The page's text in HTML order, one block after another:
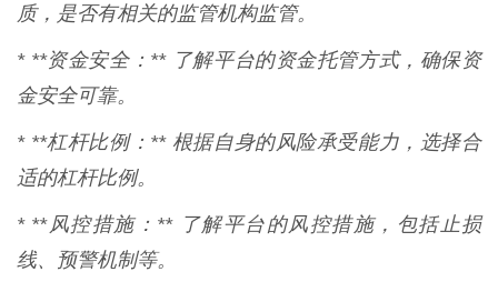
质，是否有相关的监管机构监管。
* **资金安全：** 了解平台的资金托管方式，确保资
金安全可靠。
* **杠杆比例：** 根据自身的风险承受能力，选择合
适的杠杆比例。
* **风控措施：** 了解平台的风控措施，包括止损
线、预警机制等。